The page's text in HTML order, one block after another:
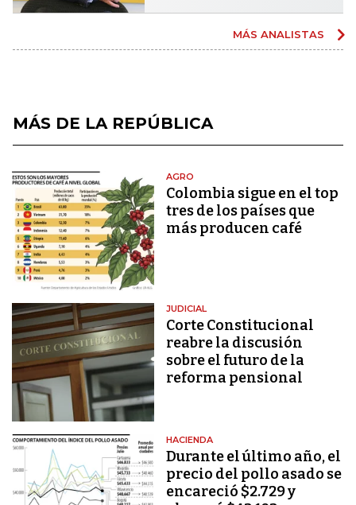
MÁS ANALISTAS
MÁS DE LA REPÚBLICA
AGRO
Colombia sigue en el top
tres de los países que
más producen café
JUDICIAL
Corte Constitucional
reabre la discusión
sobre el futuro de la
reforma pensional
HACIENDA
Durante el último año, el
precio del pollo asado se
encareció $2.729 y